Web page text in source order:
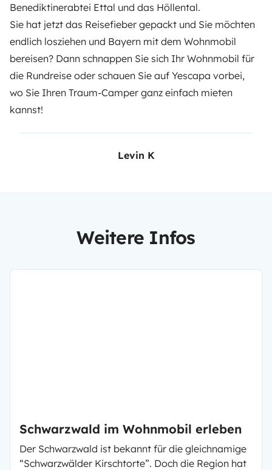
Benediktinerabtei Ettal und das Höllental.
Sie hat jetzt das Reisefieber gepackt und Sie möchten
endlich losziehen und Bayern mit dem Wohnmobil
bereisen? Dann schnappen Sie sich Ihr Wohnmobil für
die Rundreise oder schauen Sie auf Yescapa vorbei,
wo Sie Ihren Traum-Camper ganz einfach mieten
kannst!
Levin K
Weitere Infos
Schwarzwald im Wohnmobil erleben
Der Schwarzwald ist bekannt für die gleichnamige
“Schwarzwälder Kirschtorte”. Doch die Region hat